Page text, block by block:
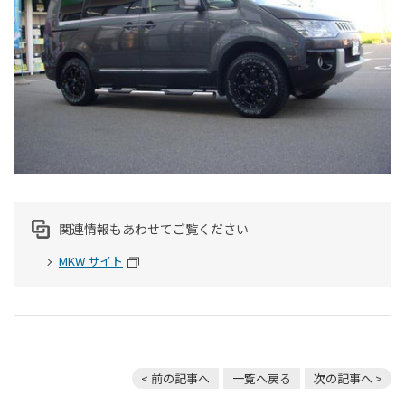
関連情報もあわせてご覧ください
MKW サイト
< 前の記事へ 一覧へ戻る 次の記事へ >